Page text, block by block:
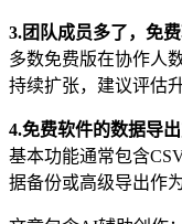
3.团队成员多了，免费
多数免费版在协作人
持续扩张，建议评估
4.免费软件的数据导出
基本功能通常包含
据备份或高级导出作